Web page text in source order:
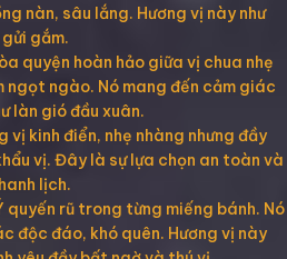
nàn, sâu lắng. Hương vị này như
gắm.
quyện hoàn hảo giữa vị chua nhẹ
ngào. Nó mang đến cảm giác
làn gió đầu xuân.
vị kinh điển, nhẹ nhàng nhưng đầy
vị. Đây là sự lựa chọn an toàn và
lịch.
quyến rũ trong từng miếng bánh. Nó
độc đáo, khó quên. Hương vị này